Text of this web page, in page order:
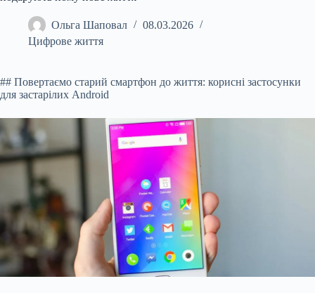
Ольга Шаповал
08.03.2026
Цифрове життя
## Повертаємо старий смартфон до життя: корисні застосунки
для застарілих Android